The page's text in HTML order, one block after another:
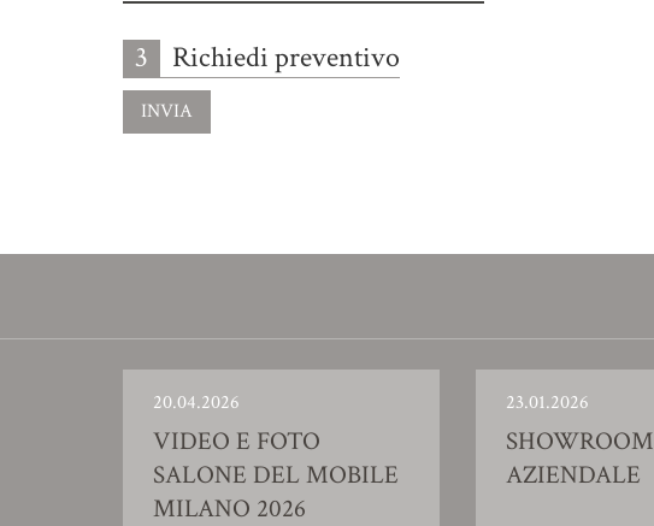
3 Richiedi preventivo
20.04.2026
VIDEO E FOTO
SALONE DEL MOBILE
MILANO 2026
23.01.2026
SHOWROOM
AZIENDALE